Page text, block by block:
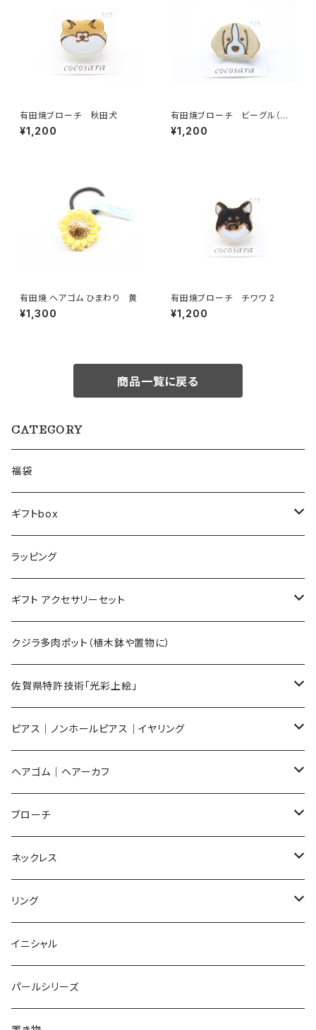
有田焼ブローチ 秋田犬
¥1,200
有田焼ブローチ ビーグル（ベ
ージュ×ゴールド）
¥1,200
有田焼 ヘアゴム ひまわり 黄
¥1,300
有田焼ブローチ チワワ 2
¥1,200
商品一覧に戻る
CATEGORY
福袋
ギフトbox
Lサイズ
Mサイズ
Sサイズ
ラッピング
ギフト アクセサリーセット
flower
メンズ ギフトセット
クジラ多肉ポット（植木鉢や置物に）
佐賀県特許技術「光彩上絵」
ピアス
イヤリング
ノンホールピアス
ヘアゴム
ブローチ
ネックレス
リング
ピアス｜ノンホールピアス｜イヤリング
ピアス
Flower
Dot
ノンホールピアス
Flower
Dot
イヤリング
Flower
Round
ヘアゴム｜ヘアーカフ
Flower
Round
Square
てんとう虫
Animal
うさぎ
ブローチ
Flower
Animal
猫
犬
Lips
鏡
ネックレス
Flower
Animal
てんとう虫
リング
Flower
Round
イニシャル
パールシリーズ